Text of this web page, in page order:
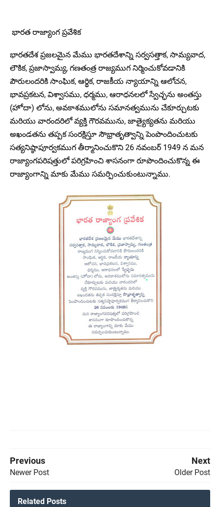
భారత రాజ్యాంగ ప్రవేశిక
భారతదేశ ప్రజలమైన మేము భారతదేశాన్ని సర్వసత్తాక, సామ్యవాద,
లౌకిక, ప్రజాస్వామ్య, గణతంత్ర రాజ్యముగ నిర్మించుకోవడానికి
పౌరులందరికి సాంఘిక, ఆర్థిక, రాజకీయ న్యాయాన్ని ఆలోచన,
భావప్రకటన, విశ్వాసము, ధర్మము, ఆరాధనలలో స్వేచ్ఛను అంతస్తు
(హోదా) లోను, అవకాశములోను సమానత్వమును చేకూర్చుటకు
మరియు వారందరిలో వ్యక్తి గౌరవమును, జాత్యైక్యతను మరియు
అఖండతను తప్పక సంరక్షిస్తూ సౌభ్రాతృత్వాన్ని పెంపొందించుటకు
సత్యనిష్ఠాపూర్వకముగ తీర్మానించుకొని 26 నవంబర్ 1949 న మన
రాజ్యాంగపరిషత్తులో పరిగ్రహించి శాసనంగా రూపొందించుకొన్న ఈ
రాజ్యాంగాన్ని మాకు మేము సమర్పించుకుంటున్నాము.
Previous
Newer Post
Next
Older Post
Related Posts